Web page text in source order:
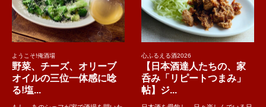
ようこそ!俺酒場
野菜、チーズ、オリーブ
オイルの三位一体感に唸
る!塩...
心ふるえる酒2026
【日本酒達人たちの、家
呑み「リピートつまみ」
帖】ジ...